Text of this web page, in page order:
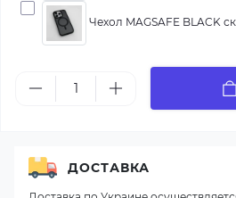
Чехол MAGSAFE BLACK
ДОСТАВКА